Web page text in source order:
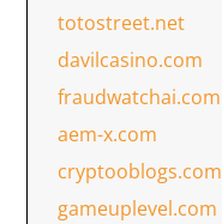
totostreet.net
davilcasino.com
fraudwatchai.com
aem-x.com
cryptooblogs.com
gameuplevel.com